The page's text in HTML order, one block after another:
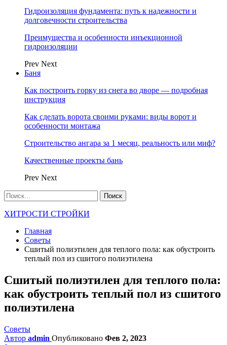
Гидроизоляция фундамента: путь к надежности и
долговечности строительства
Преимущества и особенности инъекционной
гидроизоляции
Prev Next
Баня
Как построить горку из снега во дворе — подробная
инструкция
Как сделать ворота своими руками: виды ворот и
особенности монтажа
Строительство ангара за 1 месяц, реальность или миф?
Качественные проекты бань
Prev Next
ХИТРОСТИ СТРОЙКИ
Главная
Советы
Сшитый полиэтилен для теплого пола: как обустроить
теплый пол из сшитого полиэтилена
Сшитый полиэтилен для теплого пола:
как обустроить теплый пол из сшитого
полиэтилена
Советы
Автор admin Опубликовано Фев 2, 2023